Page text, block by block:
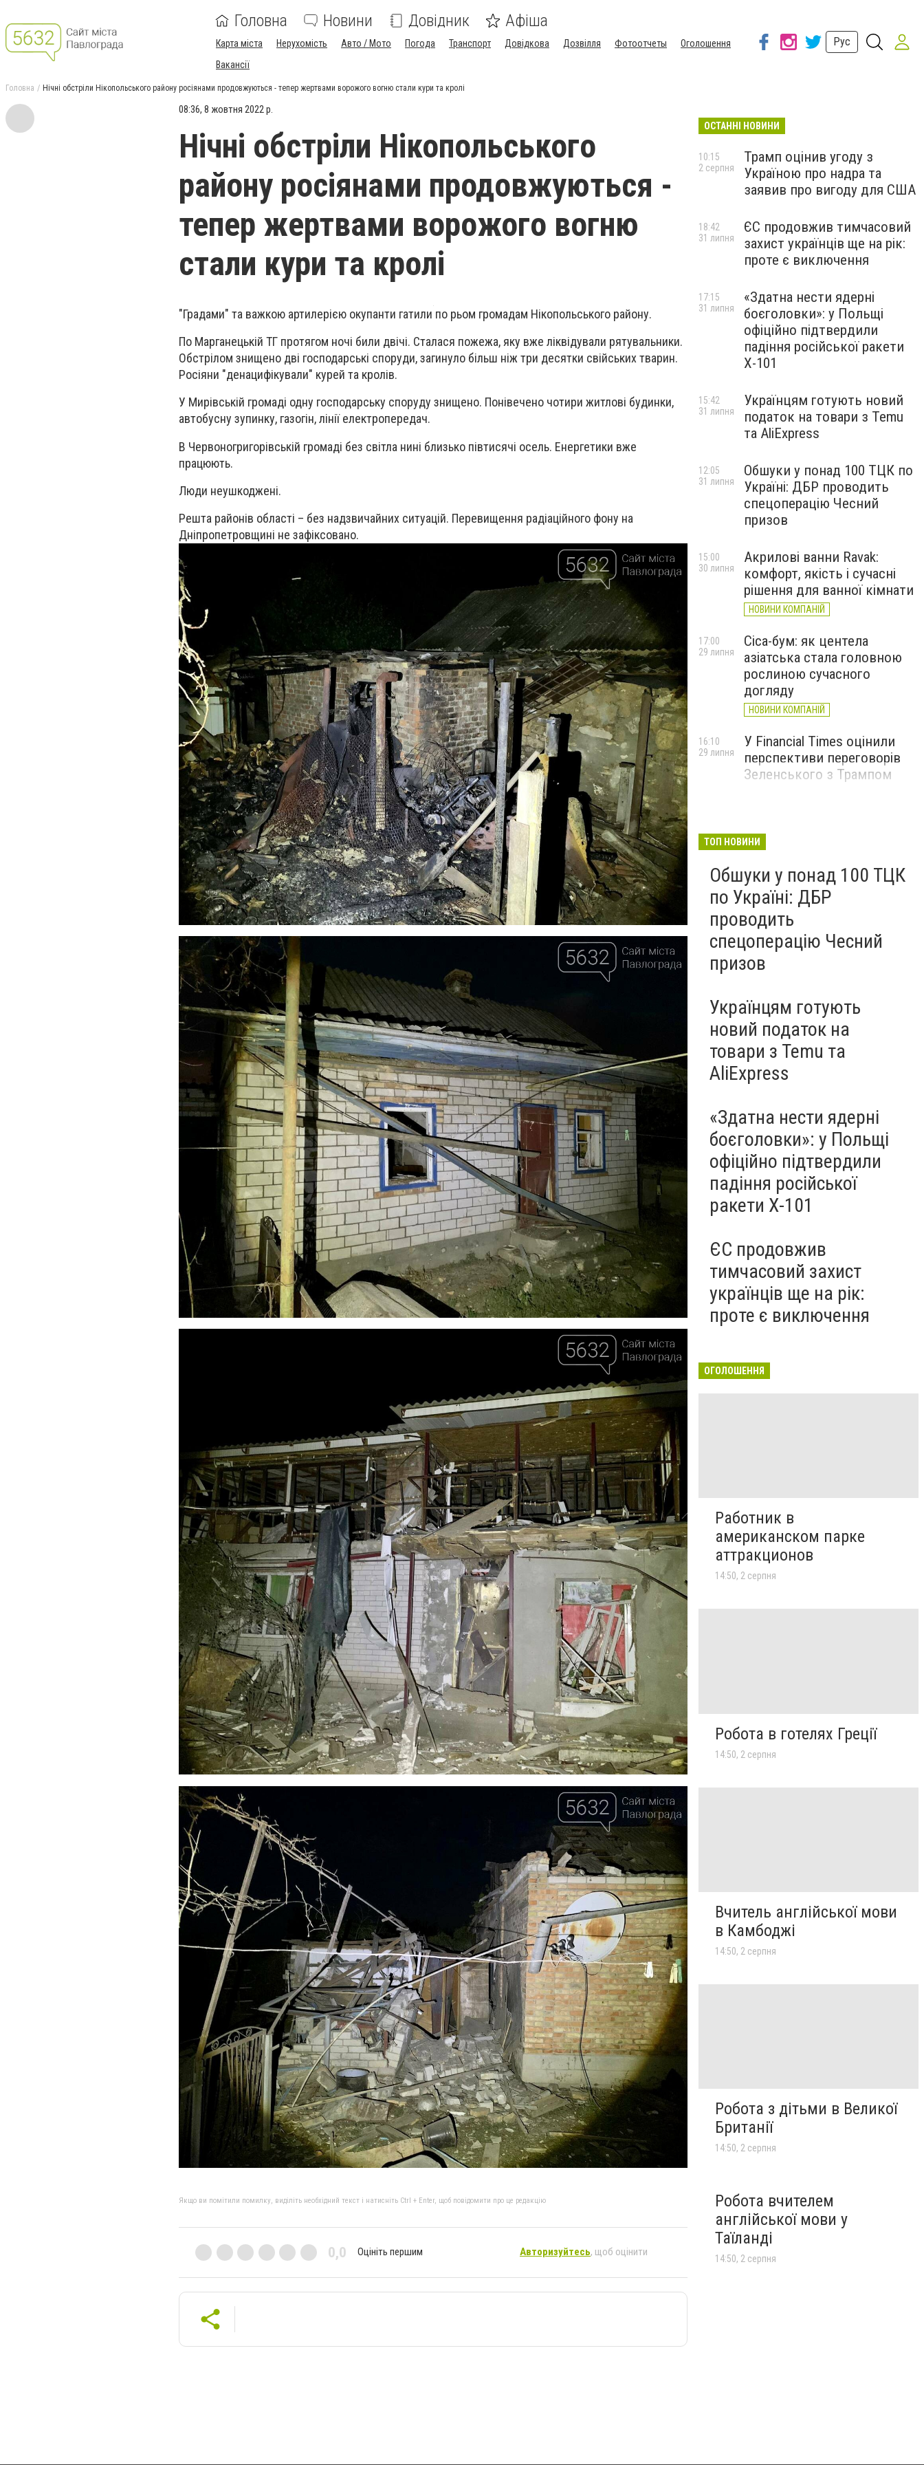
Головна Новини Довідник Афіша
Карта міста Нерухомість Авто / Мото Погода Транспорт Довідкова Дозвілля Фотоотчеты
Оголошення
Вакансії
Рус
Головна Нічні обстріли Нікопольського району росіянами продовжуються - тепер жертвами ворожого вогню стали кури та кролі
08:36, 8 жовтня 2022 р.
Нічні обстріли Нікопольського
району росіянами продовжуються -
тепер жертвами ворожого вогню
стали кури та кролі
"Градами" та важкою артилерією окупанти гатили по рьом громадам Нікопольського району.
По Марганецькій ТГ протягом ночі били двічі. Сталася пожежа, яку вже ліквідували рятувальники.
Обстрілом знищено дві господарські споруди, загинуло більш ніж три десятки свійських тварин.
Росіяни "денацифікували" курей та кролів.
У Мирівській громаді одну господарську споруду знищено. Понівечено чотири житлові будинки,
автобусну зупинку, газогін, лінії електропередач.
В Червоногригорівській громаді без світла нині близько півтисячі осель. Енергетики вже
працюють.
Люди неушкоджені.
Решта районів області – без надзвичайних ситуацій. Перевищення радіаційного фону на
Дніпропетровщині не зафіксовано.
Якщо ви помітили помилку, виділіть необхідний текст і натисніть Ctrl + Enter, щоб повідомити про це редакцію
0,0 Оцініть першим Авторизуйтесь, щоб оцінити
ОСТАННІ НОВИНИ
Трамп оцінив угоду з
Україною про надра та
заявив про вигоду для США
10:15
2 серпня
ЄС продовжив тимчасовий
захист українців ще на рік:
проте є виключення
18:42
31 липня
«Здатна нести ядерні
боєголовки»: у Польщі
офіційно підтвердили
падіння російської ракети
Х-101
17:15
31 липня
Українцям готують новий
податок на товари з Temu
та AliExpress
15:42
31 липня
Обшуки у понад 100 ТЦК по
Україні: ДБР проводить
спецоперацію Чесний
призов
12:05
31 липня
Акрилові ванни Ravak:
комфорт, якість і сучасні
рішення для ванної кімнати
НОВИНИ КОМПАНІЙ
15:00
30 липня
Cica-бум: як центела
азіатська стала головною
рослиною сучасного
догляду
НОВИНИ КОМПАНІЙ
17:00
29 липня
У Financial Times оцінили
перспективи переговорів
Зеленського з Трампом
16:10
29 липня
ТОП НОВИНИ
Обшуки у понад 100 ТЦК
по Україні: ДБР
проводить
спецоперацію Чесний
призов
Українцям готують
новий податок на
товари з Temu та
AliExpress
«Здатна нести ядерні
боєголовки»: у Польщі
офіційно підтвердили
падіння російської
ракети Х-101
ЄС продовжив
тимчасовий захист
українців ще на рік:
проте є виключення
ОГОЛОШЕННЯ
Работник в
американском парке
аттракционов
14:50, 2 серпня
Робота в готелях Греції
14:50, 2 серпня
Вчитель англійської мови
в Камбоджі
14:50, 2 серпня
Робота з дітьми в Великої
Британії
14:50, 2 серпня
Робота вчителем
англійської мови у
Таїланді
14:50, 2 серпня